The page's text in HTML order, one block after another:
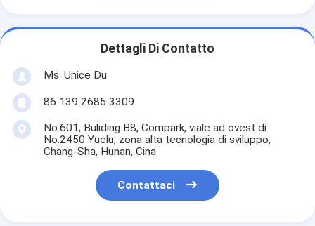
Dettagli Di Contatto
Ms. Unice Du
86 139 2685 3309
No.601, Buliding B8, Compark, viale ad ovest di
No.2450 Yuelu, zona alta tecnologia di sviluppo,
Chang-Sha, Hunan, Cina
Contattaci